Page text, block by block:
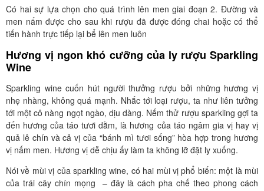
Có hai sự lựa chọn cho quá trình lên men giai đoạn 2. Đường và
men nấm được cho sau khi rượu đã được đóng chai hoặc có thể
tiến hành trực tiếp lại bể lên men luôn
Hương vị ngon khó cưỡng của ly rượu Sparkling
Wine
Sparkling wine cuốn hút người thưởng rượu bởi những hương vị
nhẹ nhàng, không quá mạnh. Nhắc tới loại rượu, ta như liên tưởng
tới một cô nàng ngọt ngào, dịu dàng. Nếm thử rượu sparkling gợi ta
đến hương của táo tươi dằm, là hương của táo ngâm gia vị hay vị
quả lê chín và cả vị của “bánh mì tươi sống” hòa hợp trong hương
vị nấm men. Hương vị dễ chịu ấy làm ta không lỡ đặt ly xuống.
Nói về mùi vị của sparkling wine, có hai mùi vị phổ biến: một là mùi
của trái cây chín mọng – đây là cách pha chế theo phong cách